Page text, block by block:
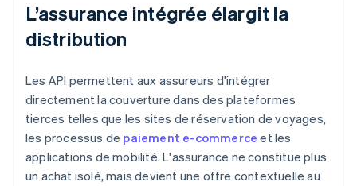
L’assurance intégrée élargit la
distribution
Les API permettent aux assureurs d'intégrer
directement la couverture dans des plateformes
tierces telles que les sites de réservation de voyages,
les processus de paiement e-commerce et les
applications de mobilité. L'assurance ne constitue plus
un achat isolé, mais devient une offre contextuelle au